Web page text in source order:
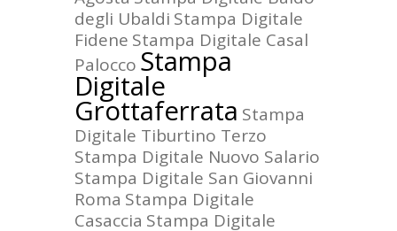
degli Ubaldi Stampa Digitale
Fidene Stampa Digitale Casal
Palocco Stampa
Digitale
Grottaferrata Stampa
Digitale Tiburtino Terzo
Stampa Digitale Nuovo Salario
Stampa Digitale San Giovanni
Roma Stampa Digitale
Casaccia Stampa Digitale